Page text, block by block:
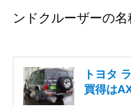
ンドクルーザーの名
トヨタ
買得は